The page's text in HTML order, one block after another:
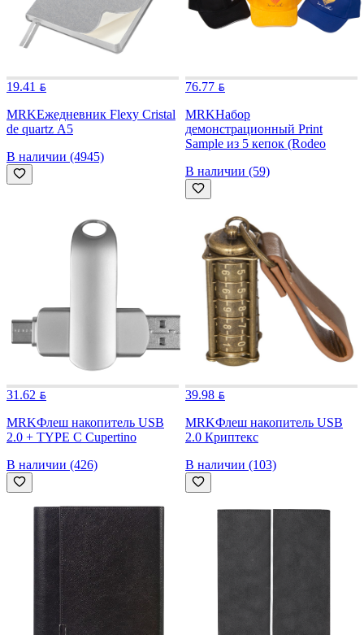
19.41
MRKЕжедневник Flexy Cristal
de quartz А5
В наличии (4945)
76.77
MRKНабор
демонстрационный Print
Sample из 5 кепок (Rodeo
В наличии (59)
31.62
MRKФлеш накопитель USB
2.0 + TYPE C Cupertino
В наличии (426)
39.98
MRKФлеш накопитель USB
2.0 Криптекс
В наличии (103)